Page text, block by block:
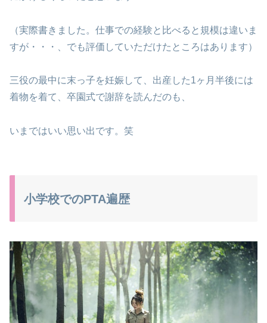
（実際書きました。仕事での経験と比べると規模は違いま
すが・・・、でも評価していただけたところはあります）
三役の最中に末っ子を妊娠して、出産した1ヶ月半後には
着物を着て、卒園式で謝辞を読んだのも、
いまではいい思い出です。笑
小学校でのPTA遍歴